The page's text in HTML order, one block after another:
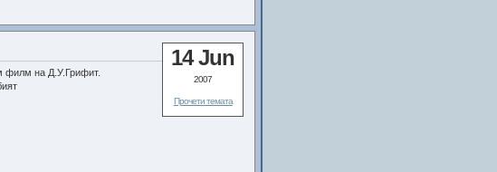
14 Jun
2007
Прочети темата
филм на Д.У.Грифит.